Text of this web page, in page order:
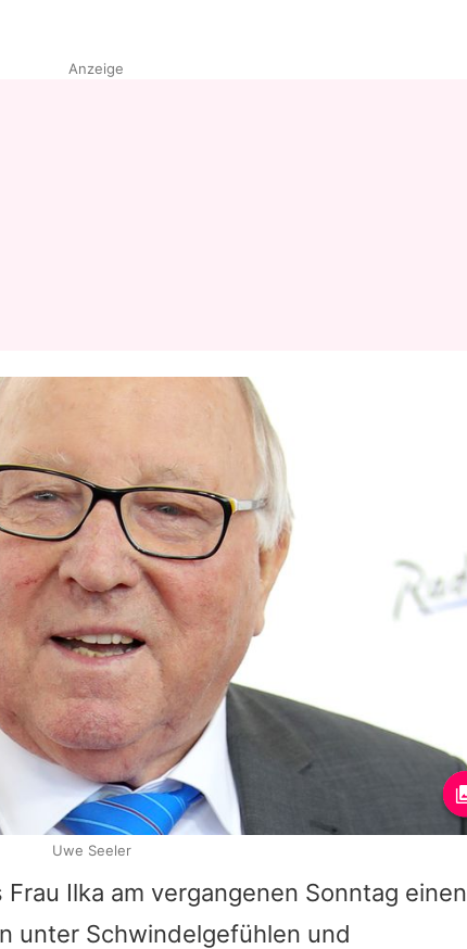
Frau Ilka am vergangenen Sonntag einen
unter Schwindelgefühlen und
Anzeige
Uwe Seeler